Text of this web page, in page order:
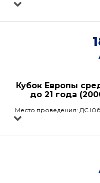
Кубок Европы
до 21 года
Место проведения: ДС